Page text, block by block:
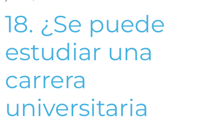
18. ¿Se puede
estudiar una
carrera
universitaria